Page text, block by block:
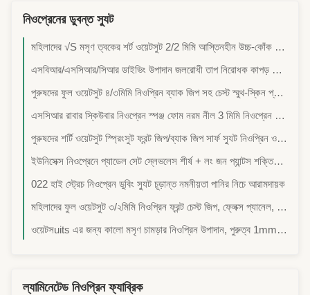
নিওপ্রেনের ডুবন্ত স্যুট
মহিলাদের √S মসৃণ ত্বকের শর্ট ওয়েটসুট 2/2 মিমি আস্তিনহীন উচ্চ-কোঁক ব্যাক জিপ সার্ফ, এসইপি, ওপেন-ওয়াটার সাঁতার, ট্রাই ওয়ার্ম-আপ
এসবিআর/এসসিআর/সিআর ডাইভিং উপাদান জলরোধী তাপ নিরোধক কাপড় ক্রীড়া সরঞ্জাম সামগ্রী প্রতিরক্ষামূলক গিয়ার কাপড় সার্ফিং স্যুট কাপড় ঘোড়ার লাগাম বেল্ট শেপওয়্যার কাপড়
পুরুষদের ফুল ওয়েটসুট ৪/৩মিমি নিওপ্রিন ব্যাক জিপ সহ চেস্ট স্মুথ-স্কিন প্যানেল থার্মাল সার্ফ/ডাইভ স্যুট সার্ফিং ওপেন-ওয়াটার এসইউপি উইন্ডস্পোর্টস
এসসিআর রাবার স্কিউবার নিওপ্রেন স্পঞ্জ ফোম নরম নীল 3 মিমি নিওপ্রেন ফ্যাব্রিক
পুরুষদের শর্টি ওয়েটসুট স্প্রিংসুট ফ্রন্ট জিপ/ব্যাক জিপ সার্ফ স্যুট নিওপ্রিন ওয়ান-পিস সার্ফিং স্নোরকেলিং এসইউপি-এর জন্য
ইউনিসেক্স নিওপ্রেনে প্যাডেল সেট স্লেভলেস শীর্ষ + লং জন প্যান্টস শক্তিশালী হাঁটু কায়াক এসইপি ড্রাগন বোট রোমিং
022 হাই স্ট্রেচ নিওপ্রেন ডুবিং স্যুট চূড়ান্ত নমনীয়তা পানির নিচে আরামদায়ক
মহিলাদের ফুল ওয়েটসুট ৩/২মিমি নিওপ্রিন ফ্রন্ট চেস্ট জিপ, ফ্লেক্স প্যানেল, রিইনফোর্সড হাঁটু, গোড়ালি জিপ | সার্ফিং, ডাইভিং, স্নোরকেলিং, এসইউপি
ওয়েটসuits এর জন্য কালো মসৃণ চামড়ার নিওপ্রিন উপাদান, পুরুত্ব 1mm-50mm
ল্যামিনেটেড নিওপ্রিন ফ্যাব্রিক